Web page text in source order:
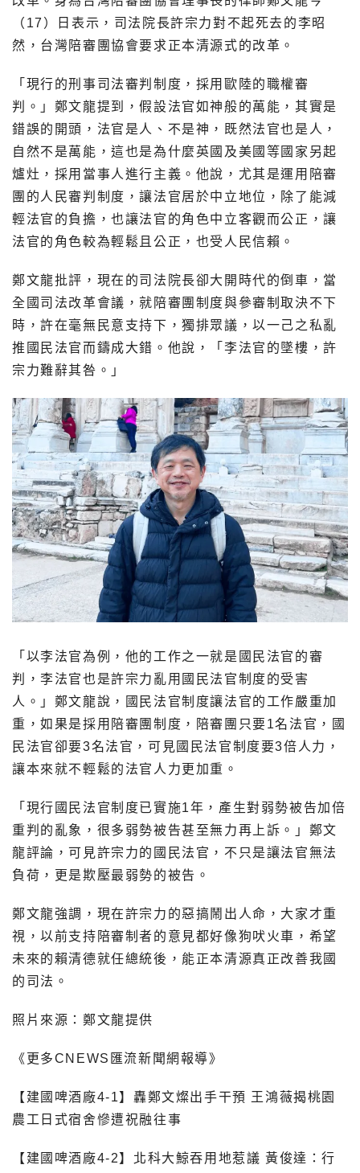
（17）日表示，司法院長許宗力對不起死去的李昭
然，台灣陪審團協會要求正本清源式的改革。
「現行的刑事司法審判制度，採用歐陸的職權審
判。」鄭文龍提到，假設法官如神般的萬能，其實是
錯誤的開頭，法官是人、不是神，既然法官也是人，
自然不是萬能，這也是為什麼英國及美國等國家另起
爐灶，採用當事人進行主義。他說，尤其是運用陪審
團的人民審判制度，讓法官居於中立地位，除了能減
輕法官的負擔，也讓法官的角色中立客觀而公正，讓
法官的角色較為輕鬆且公正，也受人民信賴。
鄭文龍批評，現在的司法院長卻大開時代的倒車，當
全國司法改革會議，就陪審團制度與參審制取決不下
時，許在毫無民意支持下，獨排眾議，以一己之私亂
推國民法官而鑄成大錯。他說，「李法官的墜樓，許
宗力難辭其咎。」
「以李法官為例，他的工作之一就是國民法官的審
判，李法官也是許宗力亂用國民法官制度的受害
人。」鄭文龍說，國民法官制度讓法官的工作嚴重加
重，如果是採用陪審團制度，陪審團只要1名法官，國
民法官卻要3名法官，可見國民法官制度要3倍人力，
讓本來就不輕鬆的法官人力更加重。
「現行國民法官制度已實施1年，產生對弱勢被告加倍
重判的亂象，很多弱勢被告甚至無力再上訴。」鄭文
龍評論，可見許宗力的國民法官，不只是讓法官無法
負荷，更是欺壓最弱勢的被告。
鄭文龍強調，現在許宗力的惡搞鬧出人命，大家才重
視，以前支持陪審制者的意見都好像狗吠火車，希望
未來的賴清德就任總統後，能正本清源真正改善我國
的司法。
照片來源：鄭文龍提供
《更多CNEWS匯流新聞網報導》
【建國啤酒廠4-1】轟鄭文燦出手干預 王鴻薇揭桃園
農工日式宿舍慘遭祝融往事
【建國啤酒廠4-2】北科大鯨吞用地惹議 黃俊達：行